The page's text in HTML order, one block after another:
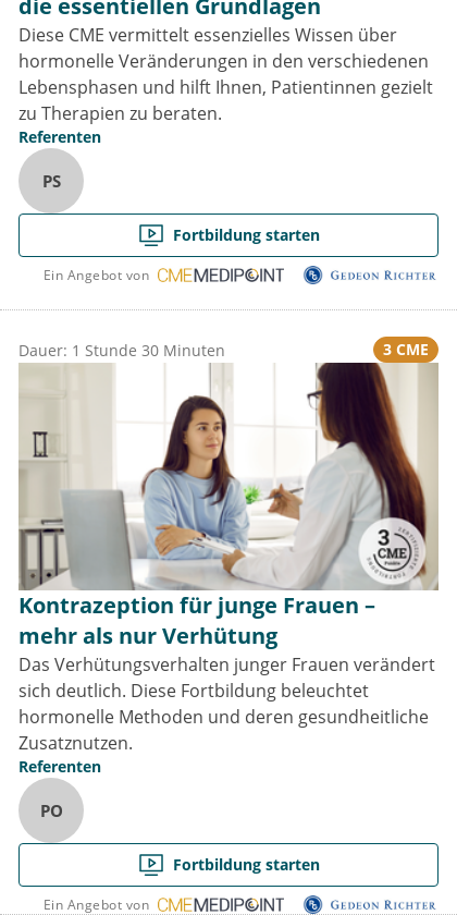
die essentiellen Grundlagen
Diese CME vermittelt essenzielles Wissen über
hormonelle Veränderungen in den verschiedenen
Lebensphasen und hilft Ihnen, Patientinnen gezielt
zu Therapien zu beraten.
Referenten
PS
Fortbildung starten
Ein Angebot von
Dauer: 1 Stunde 30 Minuten 3 CME
Kontrazeption für junge Frauen –
mehr als nur Verhütung
Das Verhütungsverhalten junger Frauen verändert
sich deutlich. Diese Fortbildung beleuchtet
hormonelle Methoden und deren gesundheitliche
Zusatznutzen.
Referenten
PO
Fortbildung starten
Ein Angebot von